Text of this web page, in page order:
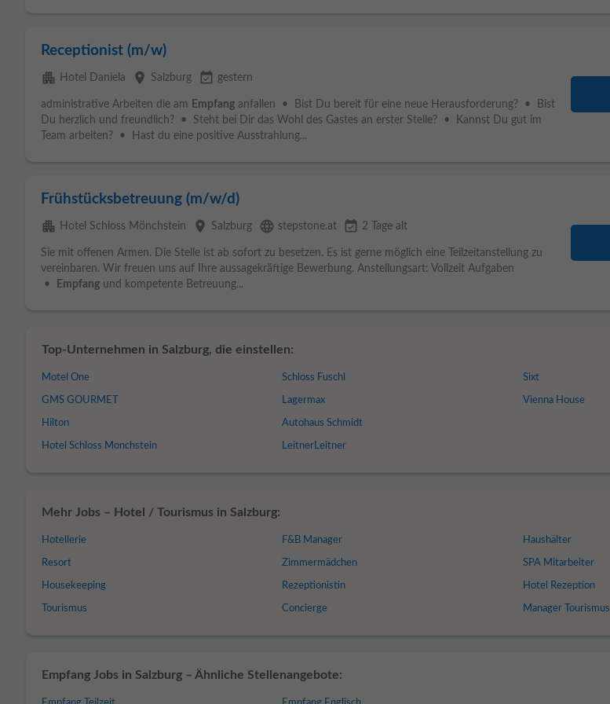
Receptionist (m/w)
apartment Hotel Daniela place Salzburg event_available gestern
administrative Arbeiten die am Empfang anfallen • Bist Du bereit für eine neue Herausforderung? • Bist
Du herzlich und freundlich? • Steht bei Dir das Wohl des Gastes an erster Stelle? • Kannst Du gut im
Team arbeiten? • Hast du eine positive Ausstrahlung...
Frühstücksbetreuung (m/w/d)
apartment Hotel Schloss Mönchstein place Salzburg language stepstone.at event_available 2 Tage alt
Sie mit offenen Armen. Die Stelle ist ab sofort zu besetzen. Es ist gerne möglich eine Teilzeitanstellung zu
vereinbaren. Wir freuen uns auf Ihre aussagekräftige Bewerbung. Anstellungsart: Vollzeit Aufgaben
•
Empfang und kompetente Betreuung...
Top-Unternehmen in Salzburg, die einstellen:
Motel One
GMS GOURMET
Hilton
Hotel Schloss Monchstein
Schloss Fuschl
Lagermax
Autohaus Schmidt
LeitnerLeitner
Sixt
Vienna House
Mehr Jobs – Hotel / Tourismus in Salzburg:
Hotellerie
Resort
Housekeeping
Tourismus
F&B Manager
Zimmermädchen
Rezeptionistin
Concierge
Haushälter
SPA Mitarbeiter
Hotel Rezeption
Manager Tourismus
Empfang Jobs in Salzburg – Ähnliche Stellenangebote: